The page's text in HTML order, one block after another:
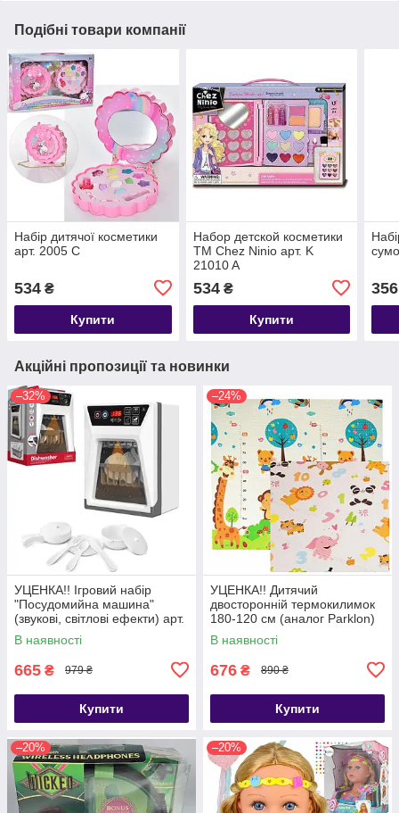
Подібні товари компанії
Набір дитячої косметики
арт. 2005 С
534 ₴
Купити
Набор детской косметики
TM Chez Ninio арт. K
21010 A
534₴
Купити
356
Акційні пропозиції та новинки
–32%
УЦЕНКА!! Ігровий набір
"Посудомийна машина"
(звукові, світлові ефекти) арт.
F 2315
В наявності
665 ₴ 979 ₴
Купити
–24%
УЦЕНКА!! Дитячий
двосторонній термокилимок
180-120 см (аналог Parklon)
арт. C-10458
В наявності
676 ₴ 890 ₴
Купити
–20% –20%